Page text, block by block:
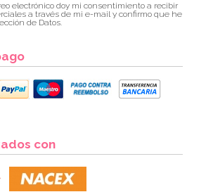
electrónico doy mi consentimiento a recibir
a través de mi e-mail y confirmo que he
de Datos.
con